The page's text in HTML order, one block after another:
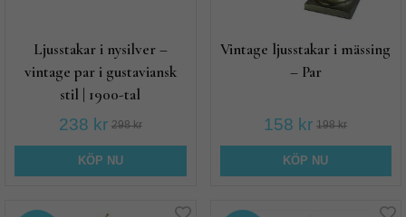
Ljusstakar i nysilver –
vintage par i gustaviansk
stil | 1900-tal
238 kr 298 kr
KÖP NU
Vintage ljusstakar i mässing
– Par
158 kr 198 kr
KÖP NU